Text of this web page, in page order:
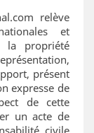
relève
et
la propriété
présent
expresse de
de cette
un acte de
civile